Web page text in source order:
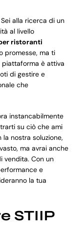
alla ricerca di un
al livello
ristoranti
promesse, ma ti
piattaforma è attiva
di gestire e
che
instancabilmente
su ciò che ami
nostra soluzione,
ma avrai anche
vendita. Con un
e
la tua
STIIP